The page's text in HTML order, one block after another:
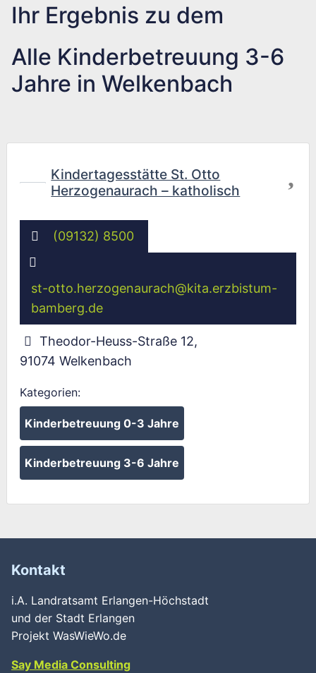
Ihr Ergebnis zu dem
Alle Kinderbetreuung 3-6
Jahre in Welkenbach
Kindertagesstätte St. Otto
Herzogenaurach – katholisch
(09132) 8500
st-otto.herzogenaurach@kita.erzbistum-
bamberg.de
Theodor-Heuss-Straße 12,
91074 Welkenbach
Kategorien:
Kinderbetreuung 0-3 Jahre
Kinderbetreuung 3-6 Jahre
Kontakt
i.A. Landratsamt Erlangen-Höchstadt
und der Stadt Erlangen
Projekt WasWieWo.de
Say Media Consulting